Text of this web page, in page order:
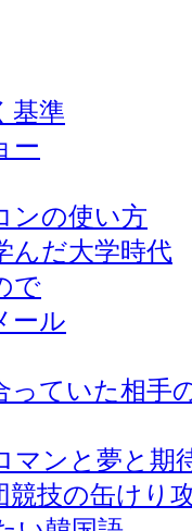
基準
ー
ンの使い方
んだ大学時代
で
ール
っていた相手
マンと夢と期
競技の缶けり